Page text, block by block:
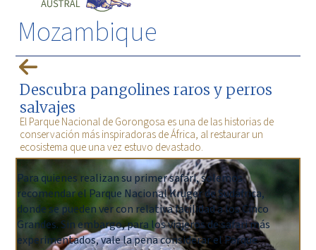
Descubra pangolines raros y perros
salvajes
El Parque Nacional de Gorongosa es una de las historias de
conservación más inspiradoras de África, al restaurar un
ecosistema que una vez estuvo devastado.
Mozambique
Para quienes realizan su primer safari, solemos
recomendar el Parque Nacional Kruger de Sudáfrica,
donde se pueden ver con relativa facilidad a los Cinco
Grandes. Sin embargo, para los viajeros de safari más
experimentados, vale la pena considerar el Parque